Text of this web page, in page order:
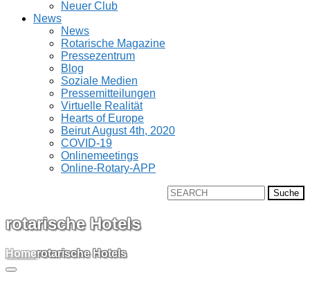
Neuer Club
News
News
Rotarische Magazine
Pressezentrum
Blog
Soziale Medien
Pressemitteilungen
Virtuelle Realität
Hearts of Europe
Beirut August 4th, 2020
COVID-19
Onlinemeetings
Online-Rotary-APP
Suche
nach:
rotarische Hotels
Homerotarische Hotels